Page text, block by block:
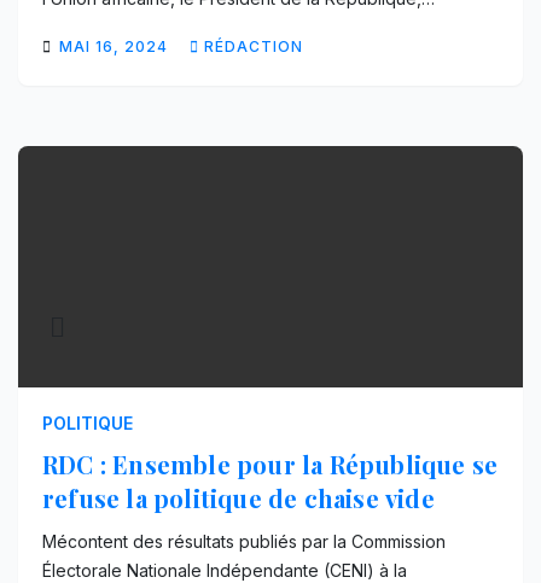
MAI 16, 2024 RÉDACTION
POLITIQUE
RDC : Ensemble pour la République se
refuse la politique de chaise vide
Mécontent des résultats publiés par la Commission
Électorale Nationale Indépendante (CENI) à la